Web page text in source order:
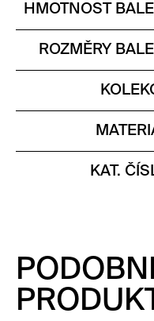
HMOTNOST
ROZMĚRY
KAT.